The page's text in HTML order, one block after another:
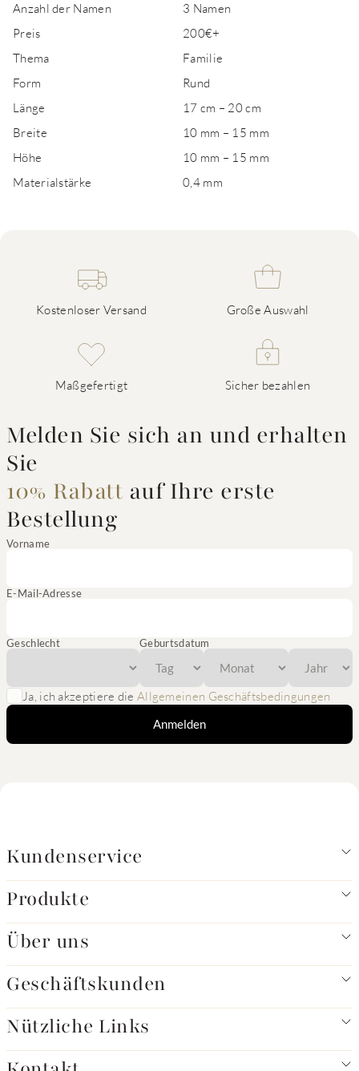
Anzahl der Namen
3 Namen
Preis
200€+
Thema
Familie
Form
Rund
Länge
17 cm – 20 cm
Breite
10 mm – 15 mm
Höhe
10 mm – 15 mm
Materialstärke
0,4 mm
Kostenloser Versand Große Auswahl
Maßgefertigt Sicher bezahlen
Melden Sie sich an und erhalten
Sie
10% Rabatt auf Ihre erste
Bestellung
Vorname
E-Mail-Adresse
Geschlecht Geburtsdatum
Ja, ich akzeptiere die Allgemeinen Geschäftsbedingungen
Anmelden
Kundenservice
Produkte
Über uns
Geschäftskunden
Nützliche Links